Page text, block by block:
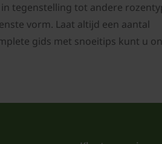
tegenstelling tot andere
vorm. Laat altijd een aantal
gids met snoeitips kunt u